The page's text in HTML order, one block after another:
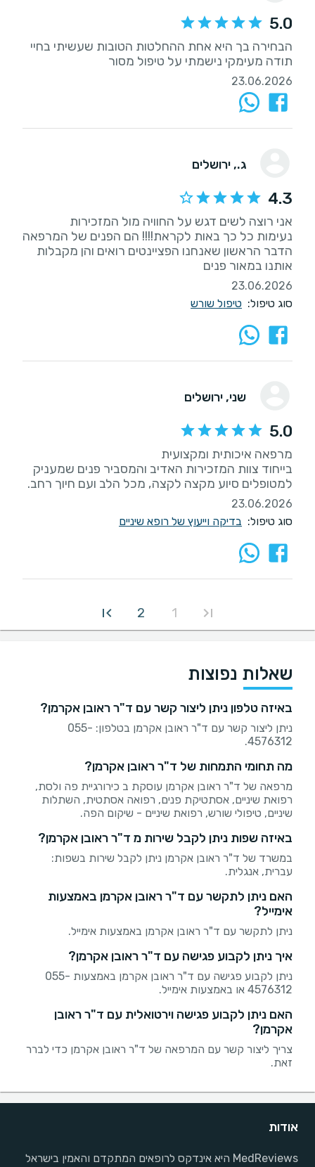
5.0
תודה מעימקי נישמתי על טיפול מסור
23.06.2026
ג., ירושלים
4.3
הדבר הראשון שאנחנו הפציינטים רואים והן מקבלות
אותנו במאור פנים
23.06.2026
סוג טיפול: טיפול שורש
שני, ירושלים
5.0
בייחוד צוות המזכירות האדיב והמסביר פנים שמעניק
למטופלים סיוע מקצה לקצה, מכל הלב ועם חיוך רחב.
23.06.2026
סוג טיפול: בדיקה וייעוץ של רופא שיניים
1
2
שאלות נפוצות
באיזה טלפון ניתן ליצור קשר עם ד"ר ראובן אקרמן?
ניתן ליצור קשר עם ד"ר ראובן אקרמן בטלפון: 055-
4576312.
מה תחומי התמחות של ד"ר ראובן אקרמן?
מרפאה של ד"ר ראובן אקרמן עוסקת ב כירורגיית פה ולסת,
רפואת שיניים, אסתטיקת פנים, רפואה אסתטית, השתלות
שיניים, טיפולי שורש, רפואת שיניים - שיקום הפה.
באיזה שפות ניתן לקבל שירות מ ד"ר ראובן אקרמן?
במשרד של ד"ר ראובן אקרמן ניתן לקבל שירות בשפות:
עברית, אנגלית.
האם ניתן לתקשר עם ד"ר ראובן אקרמן באמצעות
אימייל?
ניתן לתקשר עם ד"ר ראובן אקרמן באמצעות אימייל.
איך ניתן לקבוע פגישה עם ד"ר ראובן אקרמן?
ניתן לקבוע פגישה עם ד"ר ראובן אקרמן באמצעות 055-
4576312 או באמצעות אימייל.
האם ניתן לקבוע פגישה וירטואלית עם ד"ר ראובן
אקרמן?
צריך ליצור קשר עם המרפאה של ד"ר ראובן אקרמן כדי לברר
זאת.
אודות
MedReviews היא אינדקס לרופאים המתקדם והאמין בישראל